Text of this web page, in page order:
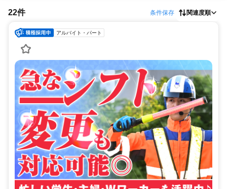
22件 条件保存 関連度順
アルバイト・パート